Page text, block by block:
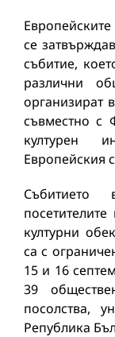
се
събитие,
различни
организират
съвместно с
културен
Европейския
Събитието
културни
са с
15 и 16
39
посолства,
Република